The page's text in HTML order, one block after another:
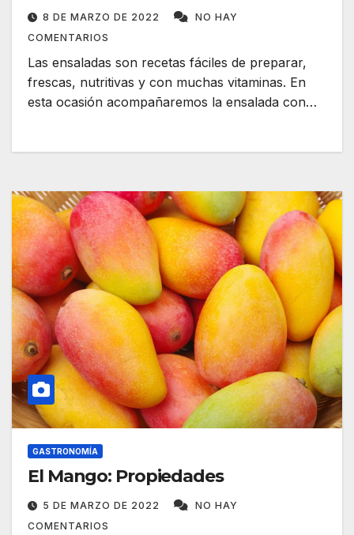
8 DE MARZO DE 2022
NO HAY
COMENTARIOS
Las ensaladas son recetas fáciles de preparar,
frescas, nutritivas y con muchas vitaminas. En
esta ocasión acompañaremos la ensalada con…
GASTRONOMÍA
El Mango: Propiedades
5 DE MARZO DE 2022
NO HAY
COMENTARIOS